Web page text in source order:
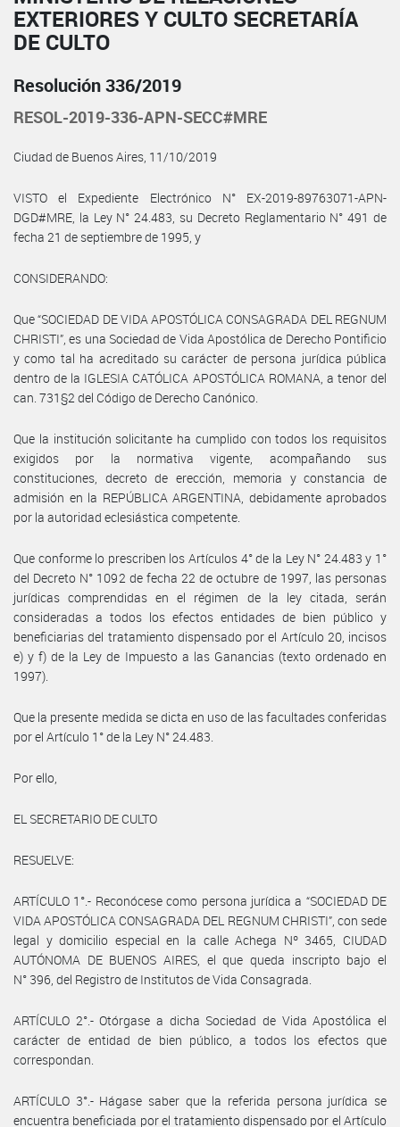
EXTERIORES Y CULTO SECRETARÍA
DE CULTO
Resolución 336/2019
RESOL-2019-336-APN-SECC#MRE
Ciudad de Buenos Aires, 11/10/2019
VISTO el Expediente Electrónico N° EX-2019-89763071-APN-
DGD#MRE, la Ley N° 24.483, su Decreto Reglamentario N° 491 de
fecha 21 de septiembre de 1995, y
CONSIDERANDO:
Que “SOCIEDAD DE VIDA APOSTÓLICA CONSAGRADA DEL REGNUM
CHRISTI”, es una Sociedad de Vida Apostólica de Derecho Pontificio
y como tal ha acreditado su carácter de persona jurídica pública
dentro de la IGLESIA CATÓLICA APOSTÓLICA ROMANA, a tenor del
can. 731§2 del Código de Derecho Canónico.
Que la institución solicitante ha cumplido con todos los requisitos
exigidos por la normativa vigente, acompañando sus
constituciones, decreto de erección, memoria y constancia de
admisión en la REPÚBLICA ARGENTINA, debidamente aprobados
por la autoridad eclesiástica competente.
Que conforme lo prescriben los Artículos 4° de la Ley N° 24.483 y 1°
del Decreto N° 1092 de fecha 22 de octubre de 1997, las personas
jurídicas comprendidas en el régimen de la ley citada, serán
consideradas a todos los efectos entidades de bien público y
beneficiarias del tratamiento dispensado por el Artículo 20, incisos
e) y f) de la Ley de Impuesto a las Ganancias (texto ordenado en
1997).
Que la presente medida se dicta en uso de las facultades conferidas
por el Artículo 1° de la Ley N° 24.483.
Por ello,
EL SECRETARIO DE CULTO
RESUELVE:
ARTÍCULO 1°.- Reconócese como persona jurídica a “SOCIEDAD DE
VIDA APOSTÓLICA CONSAGRADA DEL REGNUM CHRISTI”, con sede
legal y domicilio especial en la calle Achega Nº 3465, CIUDAD
AUTÓNOMA DE BUENOS AIRES, el que queda inscripto bajo el
N° 396, del Registro de Institutos de Vida Consagrada.
ARTÍCULO 2°.- Otórgase a dicha Sociedad de Vida Apostólica el
carácter de entidad de bien público, a todos los efectos que
correspondan.
ARTÍCULO 3°.- Hágase saber que la referida persona jurídica se
encuentra beneficiada por el tratamiento dispensado por el Artículo